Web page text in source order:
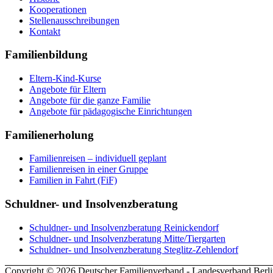
Kooperationen
Stellenausschreibungen
Kontakt
Familienbildung
Eltern-Kind-Kurse
Angebote für Eltern
Angebote für die ganze Familie
Angebote für pädagogische Einrichtungen
Familienerholung
Familienreisen – individuell geplant
Familienreisen in einer Gruppe
Familien in Fahrt (FiF)
Schuldner- und Insolvenzberatung
Schuldner- und Insolvenzberatung Reinickendorf
Schuldner- und Insolvenzberatung Mitte/Tiergarten
Schuldner- und Insolvenzberatung Steglitz-Zehlendorf
Copyright © 2026 Deutscher Familienverband - Landesverband